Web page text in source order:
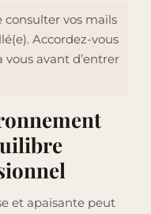
consulter vos mails
Accordez-vous
vous avant d’entrer
et apaisante peut